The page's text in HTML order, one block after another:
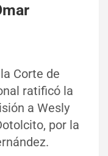
Corte de
ratificó la
a Wesly
por la